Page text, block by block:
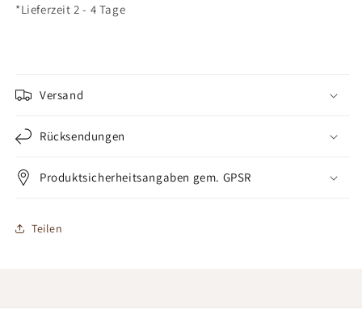
*Lieferzeit 2 - 4 Tage
Versand
Rücksendungen
Produktsicherheitsangaben gem. GPSR
Teilen